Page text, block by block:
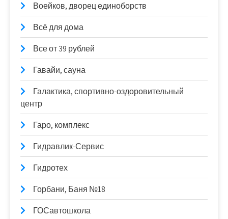
Воейков, дворец единоборств
Всё для дома
Все от 39 рублей
Гавайи, сауна
Галактика, спортивно-оздоровительный
центр
Гаро, комплекс
Гидравлик-Сервис
Гидротех
Горбани, Баня №18
ГОСавтошкола